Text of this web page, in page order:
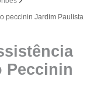
peccinin Jardim Paulista
Peccinin